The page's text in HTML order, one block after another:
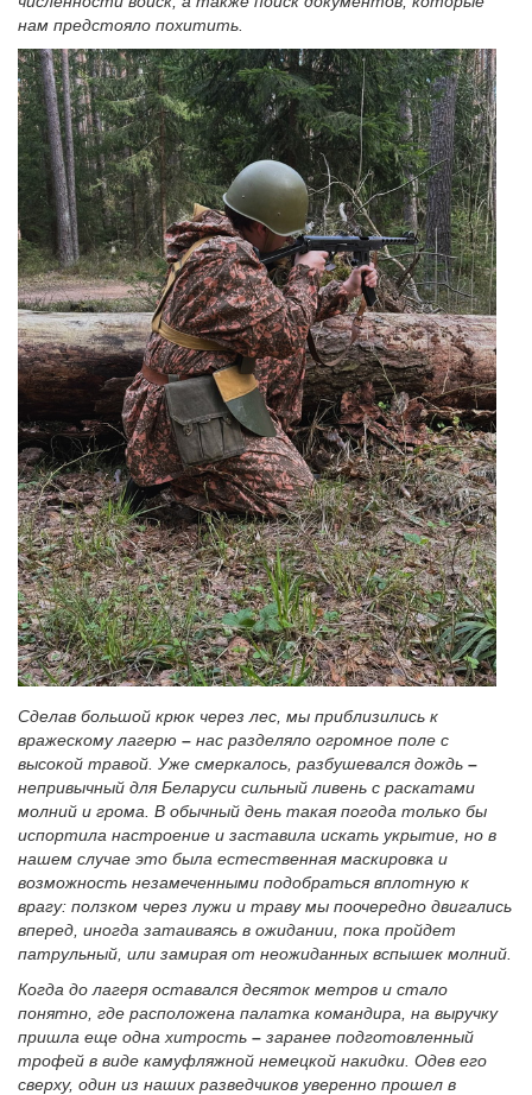
нам предстояло похитить.
Сделав большой крюк через лес, мы приблизились к
вражескому лагерю – нас разделяло огромное поле с
высокой травой. Уже смеркалось, разбушевался дождь –
непривычный для Беларуси сильный ливень с раскатами
молний и грома. В обычный день такая погода только бы
испортила настроение и заставила искать укрытие, но в
нашем случае это была естественная маскировка и
возможность незамеченными подобраться вплотную к
врагу: ползком через лужи и траву мы поочередно двигались
вперед, иногда затаиваясь в ожидании, пока пройдет
патрульный, или замирая от неожиданных вспышек молний.
Когда до лагеря оставался десяток метров и стало
понятно, где расположена палатка командира, на выручку
пришла еще одна хитрость – заранее подготовленный
трофей в виде камуфляжной немецкой накидки. Одев его
сверху, один из наших разведчиков уверенно прошел в